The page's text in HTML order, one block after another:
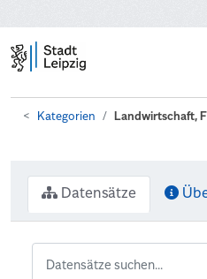
Kategorien Landwirtschaft,
Datensätze